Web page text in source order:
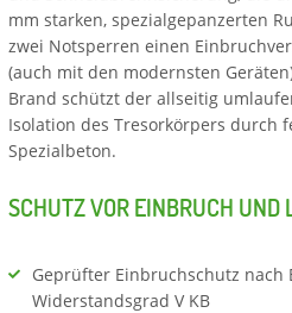
mm starken, spezialgepanzerten
zwei Notsperren einen
(auch mit den modernsten
Brand schützt der allseitig
Isolation des Tresorkörpers durch
Spezialbeton.
SCHUTZ VOR EINBRUCH UND
Geprüfter Einbruchschutz nach
Widerstandsgrad V KB